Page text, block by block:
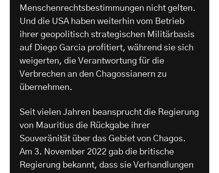
Menschenrechtsbestimmungen nicht gelten.
Und die USA haben weiterhin vom Betrieb
ihrer geopolitisch strategischen Militärbasis
auf Diego Garcia profitiert, während sie sich
weigerten, die Verantwortung für die
Verbrechen an den Chagossianern zu
übernehmen.
Seit vielen Jahren beansprucht die Regierung
von Mauritius die Rückgabe ihrer
Souveränität über das Gebiet von Chagos.
Am 3. November 2022 gab die britische
Regierung bekannt, dass sie Verhandlungen